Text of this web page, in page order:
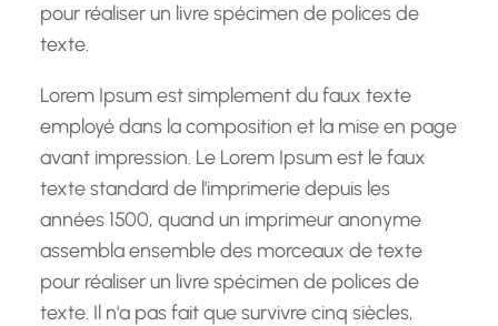
pour réaliser un livre spécimen de polices de
texte.
Lorem Ipsum est simplement du faux texte
employé dans la composition et la mise en page
avant impression. Le Lorem Ipsum est le faux
texte standard de l'imprimerie depuis les
années 1500, quand un imprimeur anonyme
assembla ensemble des morceaux de texte
pour réaliser un livre spécimen de polices de
texte. Il n'a pas fait que survivre cinq siècles,